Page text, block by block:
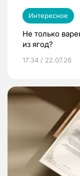
Интересное
Не только
из ягод?
17:34 / 22.07.26